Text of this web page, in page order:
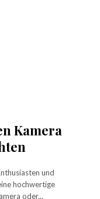
Kamera
und
hochwertige
oder...